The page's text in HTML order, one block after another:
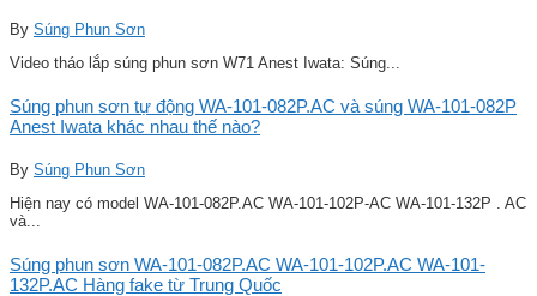
By Súng Phun Sơn
Video tháo lắp súng phun sơn W71 Anest Iwata: Súng...
Súng phun sơn tự động WA-101-082P.AC và súng WA-101-082P
Anest Iwata khác nhau thế nào?
By Súng Phun Sơn
Hiện nay có model WA-101-082P.AC WA-101-102P-AC WA-101-132P . AC
và...
Súng phun sơn WA-101-082P.AC WA-101-102P.AC WA-101-
132P.AC Hàng fake từ Trung Quốc